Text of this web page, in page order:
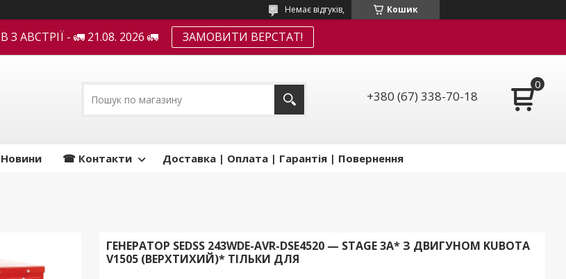
Кошик
Немає відгуків,
АВСТРІЇ - 🚛 21.08. 2026 🚛 ЗАМОВИТИ ВЕРСТАТ!
+380 (67) 338-70-18
Новини ☎ Контакти Доставка | Оплата | Гарантія | Повернення
ГЕНЕРАТОР SEDSS 243WDE-AVR-DSE4520 — STAGE 3A* З ДВИГУНОМ KUBOTA
V1505 (ВЕРХТИХИЙ)* ТІЛЬКИ ДЛЯ